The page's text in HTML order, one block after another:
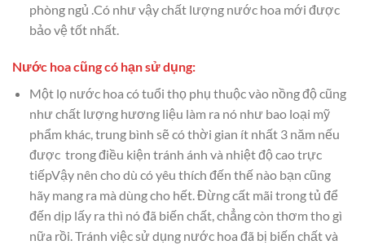
phòng ngủ .Có như vậy chất lượng nước hoa mới được
bảo vệ tốt nhất.
Nước hoa cũng có hạn sử dụng:
Một lọ nước hoa có tuổi thọ phụ thuộc vào nồng độ cũng
như chất lượng hương liệu làm ra nó như bao loại mỹ
phẩm khác, trung bình sẽ có thời gian ít nhất 3 năm nếu
được trong điều kiện tránh ánh và nhiệt độ cao trực
tiếpVậy nên cho dù có yêu thích đến thế nào bạn cũng
hãy mang ra mà dùng cho hết. Đừng cất mãi trong tủ để
đến dịp lấy ra thì nó đã biến chất, chẳng còn thơm tho gì
nữa rồi. Tránh việc sử dụng nước hoa đã bị biến chất và